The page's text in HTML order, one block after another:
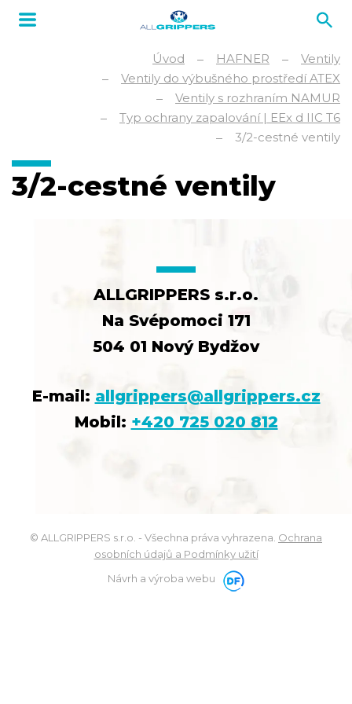
Úvod HAFNER
Ventily
Ventily do výbušného prostředí ATEX
Ventily s rozhraním NAMUR
Typ ochrany zapalování | EEx d IIC T6
3/2-cestné ventily
3/2-cestné ventily
ALLGRIPPERS s.r.o.
Na Svépomoci 171
504 01 Nový Bydžov
E-mail: allgrippers@allgrippers.cz
Mobil: +420 725 020 812
© ALLGRIPPERS s.r.o. - Všechna práva vyhrazena. Ochrana
osobních údajů a Podmínky užití
Návrh a výroba webu